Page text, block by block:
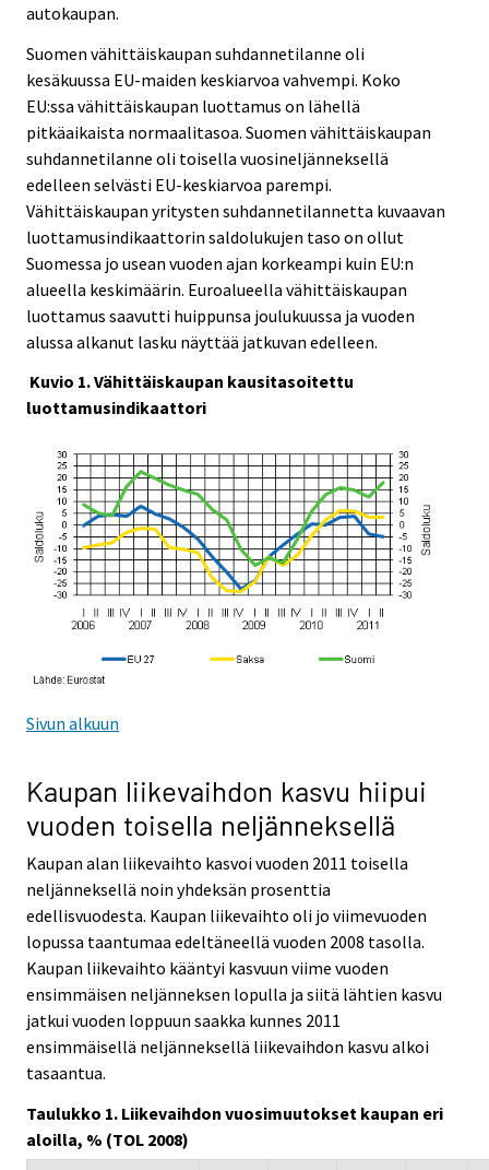
autokaupan.
Suomen vähittäiskaupan suhdannetilanne oli
kesäkuussa EU-maiden keskiarvoa vahvempi. Koko
EU:ssa vähittäiskaupan luottamus on lähellä
pitkäaikaista normaalitasoa. Suomen vähittäiskaupan
suhdannetilanne oli toisella vuosineljänneksellä
edelleen selvästi EU-keskiarvoa parempi.
Vähittäiskaupan yritysten suhdannetilannetta kuvaavan
luottamusindikaattorin saldolukujen taso on ollut
Suomessa jo usean vuoden ajan korkeampi kuin EU:n
alueella keskimäärin. Euroalueella vähittäiskaupan
luottamus saavutti huippunsa joulukuussa ja vuoden
alussa alkanut lasku näyttää jatkuvan edelleen.
Kuvio 1. Vähittäiskaupan kausitasoitettu
luottamusindikaattori
Sivun alkuun
Kaupan liikevaihdon kasvu hiipui
vuoden toisella neljänneksellä
Kaupan alan liikevaihto kasvoi vuoden 2011 toisella
neljänneksellä noin yhdeksän prosenttia
edellisvuodesta. Kaupan liikevaihto oli jo viimevuoden
lopussa taantumaa edeltäneellä vuoden 2008 tasolla.
Kaupan liikevaihto kääntyi kasvuun viime vuoden
ensimmäisen neljänneksen lopulla ja siitä lähtien kasvu
jatkui vuoden loppuun saakka kunnes 2011
ensimmäisellä neljänneksellä liikevaihdon kasvu alkoi
tasaantua.
Taulukko 1. Liikevaihdon vuosimuutokset kaupan eri
aloilla, % (TOL 2008)